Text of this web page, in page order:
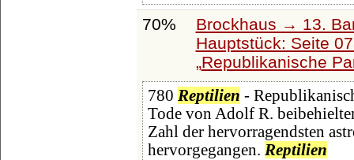
70%
Brockhaus → 13.
Hauptstück: Seite
Republikanische
780 Reptilien -
Tode von Adolf R.
Zahl der hervorragendsten
hervorgegangen. Reptilien